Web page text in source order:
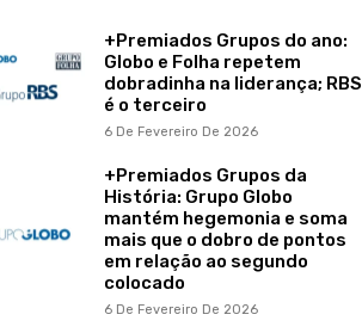
+Premiados Grupos do ano:
Globo e Folha repetem
dobradinha na liderança; RBS
é o terceiro
6 De Fevereiro De 2026
+Premiados Grupos da
História: Grupo Globo
mantém hegemonia e soma
mais que o dobro de pontos
em relação ao segundo
colocado
6 De Fevereiro De 2026